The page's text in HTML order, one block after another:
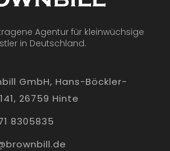
Agentur für kleinwüchsige
in Deutschland.
GmbH, Hans-Böckler-
26759 Hinte
8305835